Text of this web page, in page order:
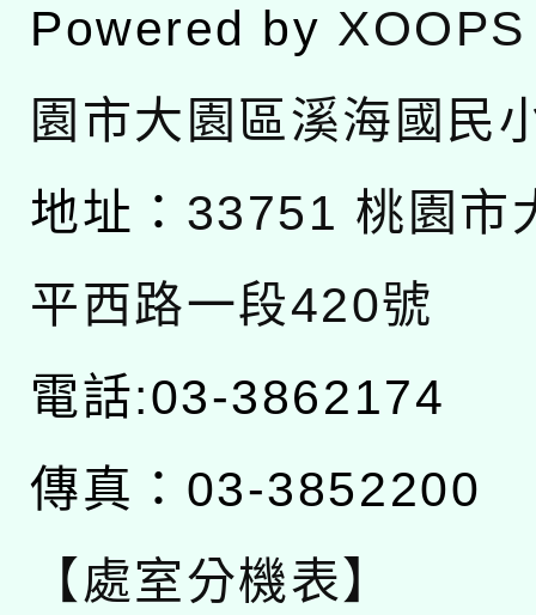
Powered by XOOPS
園市大園區溪海國民
地址： 33751 桃園市
平西路一段420號
電話:03-3862174
傳真：03-3852200
【處室分機表】